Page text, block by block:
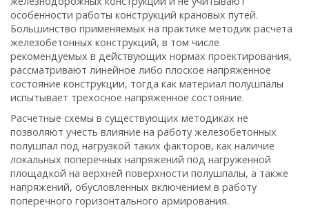
особенности работы конструкций крановых путей.
Большинство применяемых на практике методик расчета
железобетонных конструкций, в том числе
рекомендуемых в действующих нормах проектирования,
рассматривают линейное либо плоское напряженное
состояние конструкции, тогда как материал полушпалы
испытывает трехосное напряженное состояние.
Расчетные схемы в существующих методиках не
позволяют учесть влияние на работу железобетонных
полушпал под нагрузкой таких факторов, как наличие
локальных поперечных напряжений под нагруженной
площадкой на верхней поверхности полушпалы, а также
напряжений, обусловленных включением в работу
поперечного горизонтального армирования.